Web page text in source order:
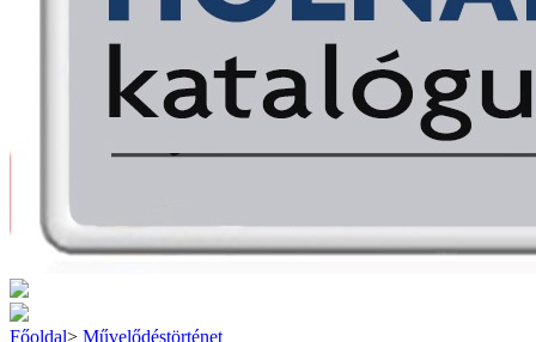
Főoldal> Művelődéstörténet